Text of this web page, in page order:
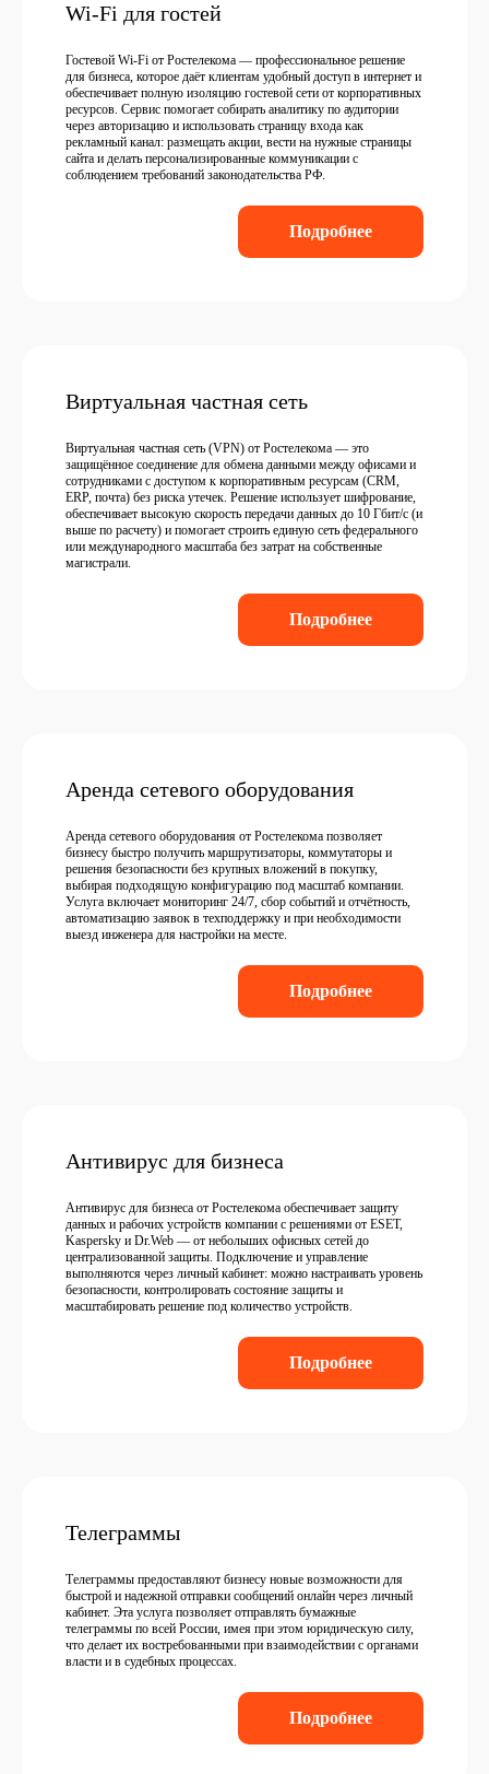
Wi-Fi для гостей
Гостевой Wi-Fi от Ростелекома — профессиональное решение
для бизнеса, которое даёт клиентам удобный доступ в интернет и
обеспечивает полную изоляцию гостевой сети от корпоративных
ресурсов. Сервис помогает собирать аналитику по аудитории
через авторизацию и использовать страницу входа как
рекламный канал: размещать акции, вести на нужные страницы
сайта и делать персонализированные коммуникации с
соблюдением требований законодательства РФ.
Подробнее
Виртуальная частная сеть
Виртуальная частная сеть (VPN) от Ростелекома — это
защищённое соединение для обмена данными между офисами и
сотрудниками с доступом к корпоративным ресурсам (CRM,
ERP, почта) без риска утечек. Решение использует шифрование,
обеспечивает высокую скорость передачи данных до 10 Гбит/с (и
выше по расчету) и помогает строить единую сеть федерального
или международного масштаба без затрат на собственные
магистрали.
Подробнее
Аренда сетевого оборудования
Аренда сетевого оборудования от Ростелекома позволяет
бизнесу быстро получить маршрутизаторы, коммутаторы и
решения безопасности без крупных вложений в покупку,
выбирая подходящую конфигурацию под масштаб компании.
Услуга включает мониторинг 24/7, сбор событий и отчётность,
автоматизацию заявок в техподдержку и при необходимости
выезд инженера для настройки на месте.
Подробнее
Антивирус для бизнеса
Антивирус для бизнеса от Ростелекома обеспечивает защиту
данных и рабочих устройств компании с решениями от ESET,
Kaspersky и Dr.Web — от небольших офисных сетей до
централизованной защиты. Подключение и управление
выполняются через личный кабинет: можно настраивать уровень
безопасности, контролировать состояние защиты и
масштабировать решение под количество устройств.
Подробнее
Телеграммы
Телеграммы предоставляют бизнесу новые возможности для
быстрой и надежной отправки сообщений онлайн через личный
кабинет. Эта услуга позволяет отправлять бумажные
телеграммы по всей России, имея при этом юридическую силу,
что делает их востребованными при взаимодействии с органами
власти и в судебных процессах.
Подробнее